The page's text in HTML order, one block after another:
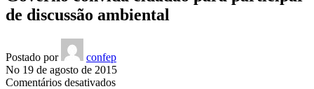
de discussão ambiental
Postado por
confep
No 19 de agosto de 2015
Comentários desativadosem